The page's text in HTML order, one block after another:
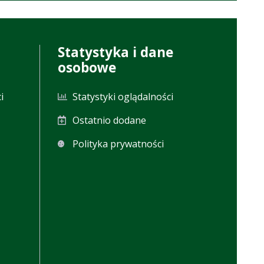
Statystyka i dane
osobowe
Statystyki oglądalności
Ostatnio dodane
Polityka prywatności